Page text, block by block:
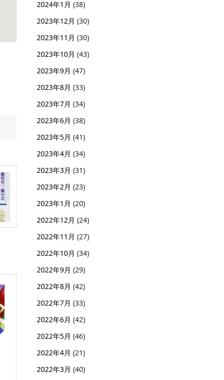
2024年1月 (38)
2023年12月 (30)
2023年11月 (30)
2023年10月 (43)
2023年9月 (47)
2023年8月 (33)
2023年7月 (34)
2023年6月 (38)
2023年5月 (41)
2023年4月 (34)
2023年3月 (31)
2023年2月 (23)
2023年1月 (20)
2022年12月 (24)
2022年11月 (27)
2022年10月 (34)
2022年9月 (29)
2022年8月 (42)
2022年7月 (33)
2022年6月 (42)
2022年5月 (46)
2022年4月 (21)
2022年3月 (40)